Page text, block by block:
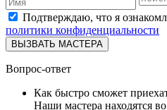
Подтверждаю, что я
политики конфиденциальности
ВЫЗВАТЬ МАСТЕРА
Вопрос-ответ
Как быстро сможет
Наши мастера находятся